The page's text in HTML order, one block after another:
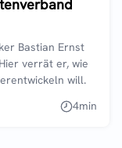
Bastian Ernst
verrät er, wie
will.
4min